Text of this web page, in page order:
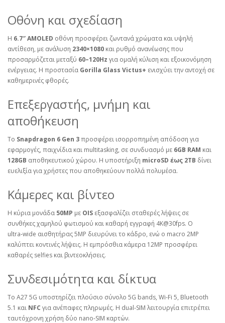
Οθόνη και σχεδίαση
Η 6.7″ AMOLED οθόνη προσφέρει ζωντανά χρώματα και υψηλή
αντίθεση, με ανάλυση 2340×1080 και ρυθμό ανανέωσης που
προσαρμόζεται μεταξύ 60–120Hz για ομαλή κύλιση και εξοικονόμηση
ενέργειας. Η προστασία Gorilla Glass Victus+ ενισχύει την αντοχή σε
καθημερινές φθορές.
Επεξεργαστής, μνήμη και
αποθήκευση
Το Snapdragon 6 Gen 3προσφέρει ισορροπημένη απόδοση για
εφαρμογές, παιχνίδια και multitasking, σε συνδυασμό με 6GB RAM και
128GB αποθηκευτικού χώρου. Η υποστήριξη microSD έως 2TB δίνει
ευελιξία για χρήστες που αποθηκεύουν πολλά πολυμέσα.
Κάμερες και βίντεο
Η κύρια μονάδα 50MP με OIS εξασφαλίζει σταθερές λήψεις σε
συνθήκες χαμηλού φωτισμού και καθαρή εγγραφή 4K@30fps. Ο
ultra‑wide αισθητήρας 5MP διευρύνει το κάδρο, ενώ ο macro 2MP
καλύπτει κοντινές λήψεις. Η εμπρόσθια κάμερα 12MP προσφέρει
καθαρές selfies και βιντεοκλήσεις.
Συνδεσιμότητα και δίκτυα
Το A27 5G υποστηρίζει πλούσιο σύνολο 5G bands, Wi‑Fi 5, Bluetooth
5.1 και NFC για ανέπαφες πληρωμές. Η dual‑SIM λειτουργία επιτρέπει
ταυτόχρονη χρήση δύο nano‑SIM καρτών.